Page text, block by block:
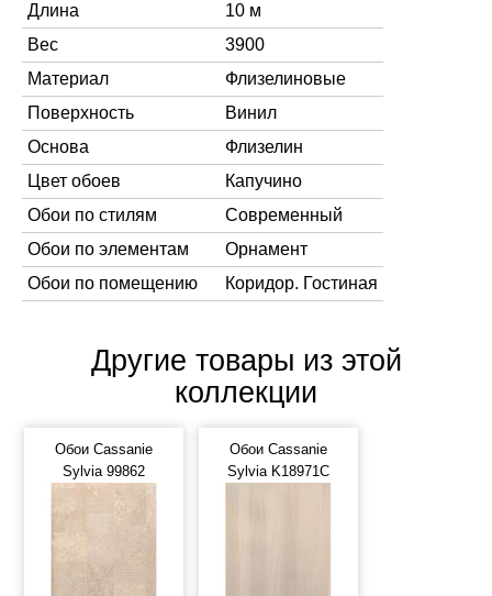
Длина
10 м
Вес
3900
Материал
Флизелиновые
Поверхность
Винил
Основа
Флизелин
Цвет обоев
Капучино
Обои по стилям
Современный
Обои по элементам
Орнамент
Обои по помещению
Коридор. Гостиная
Другие товары из этой
коллекции
Обои Cassanie
Sylvia 99862
Обои Cassanie
Sylvia K18971C